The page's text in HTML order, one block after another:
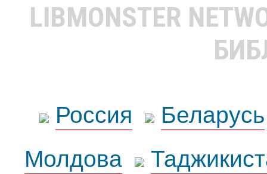
LIBMONSTER
Россия
Беларусь
Молдова